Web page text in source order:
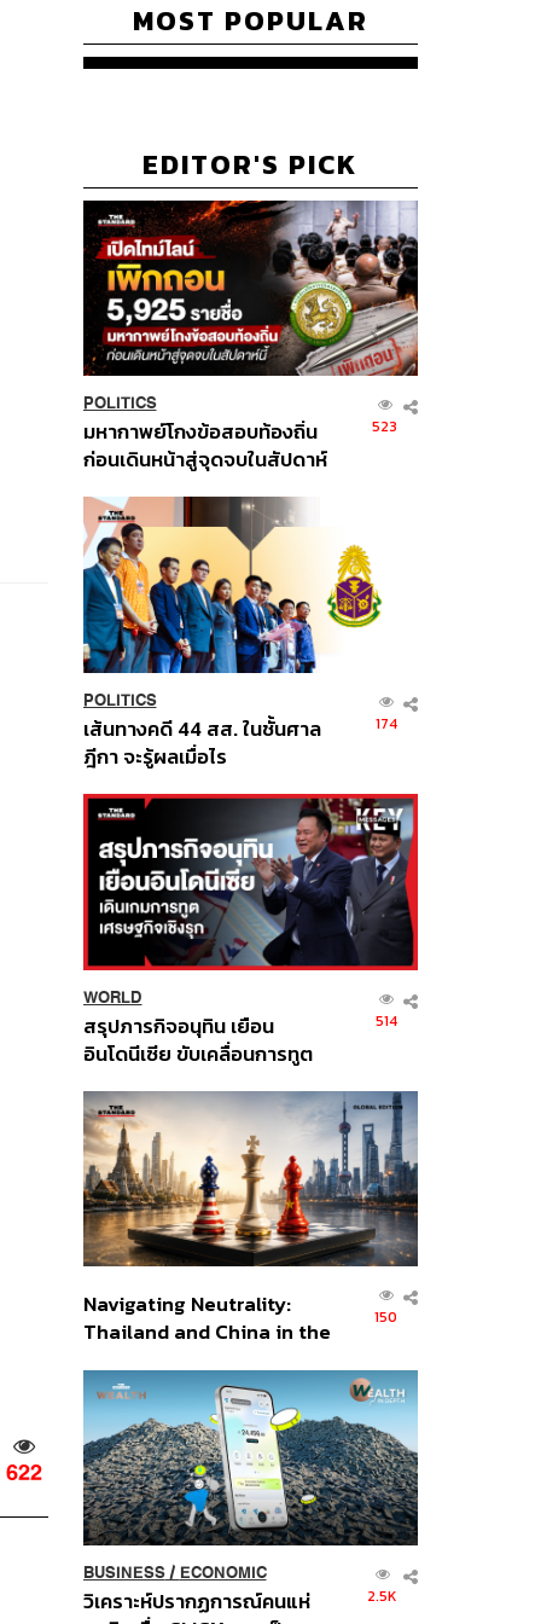
622
MOST POPULAR
EDITOR'S PICK
POLITICS
มหากาพย์โกงข้อสอบท้องถิ่น
ก่อนเดินหน้าสู่จุดจบในสัปดาห์
523
POLITICS
เส้นทางคดี 44 สส. ในชั้นศาล
ฎีกา จะรู้ผลเมื่อไร
174
WORLD
สรุปภารกิจอนุทิน เยือน
อินโดนีเซีย ขับเคลื่อนการทูต
ส่วนยุทธศาสตร์ไทย –
อินโดนีเซีย
514
Navigating Neutrality:
Thailand and China in the
Order
150
BUSINESS/ ECONOMIC
วิเคราะห์ปรากฏการณ์คนแห่
2.5K